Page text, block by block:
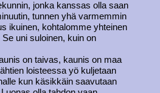
jonka kanssas olla saan
tunnen yhä varmemmin
ikuinen, kohtalomme yhteinen
Se uni suloinen, kuin on
on taivas, kaunis on maa
loisteessa yö kuljetaan
kun käsikkäin saavutaan